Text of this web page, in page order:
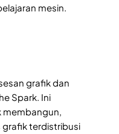
mesin.
grafik dan
Spark. Ini
membangun,
grafik terdistribusi